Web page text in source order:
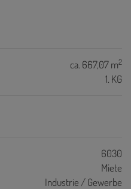
ca. 667,07 m2
1. KG
6030
Miete
Industrie / Gewerbe